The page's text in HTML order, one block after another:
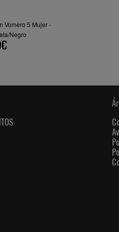
Vomero 5 Mujer -
Negro